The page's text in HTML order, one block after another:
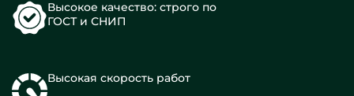
Высокое качество: строго по
ГОСТ и СНИП
Высокая скорость работ